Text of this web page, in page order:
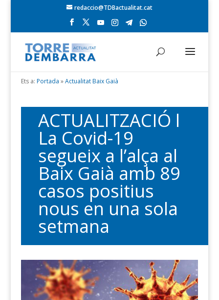
redaccio@TDBactualitat.cat
Ets a: Portada »Actualitat Baix Gaià
ACTUALITZACIÓ l
La Covid-19
segueix a l’alça al
Baix Gaià amb 89
casos positius
nous en una sola
setmana